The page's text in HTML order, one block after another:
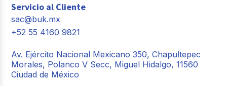
Servicio al Cliente
sac@buk.mx
+52 55 4160 9821
Av. Ejército Nacional Mexicano 350, Chapultepec
Morales, Polanco V Secc, Miguel Hidalgo, 11560
Ciudad de México